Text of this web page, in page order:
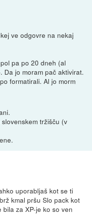
ve odgovre na nekaj
pa po 20 dneh (al
Da jo moram pač aktivirat.
formatirali. Al jo morm
tržišču (v
uporabljaš kot se ti
kmal pršu Slo pack kot
za XP-je ko so ven